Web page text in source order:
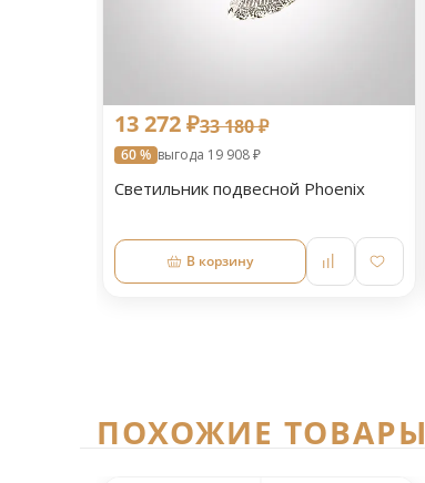
13 272 ₽33 180 ₽
60 % выгода 19 908 ₽
Светильник подвесной Phoenix
В корзину
ПОХОЖИЕ ТОВАРЫ